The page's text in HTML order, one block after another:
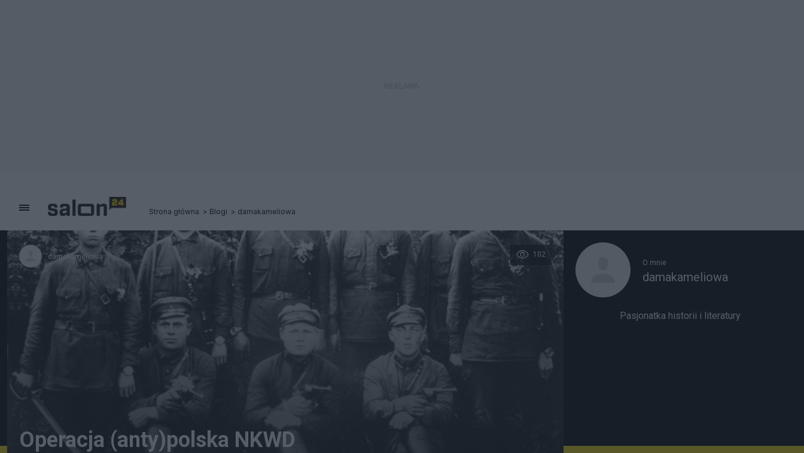
Strona główna Blogi damakameliowa
damakameliowa 102
Operacja (anty)polska NKWD
O mnie
damakameliowa
Pasjonatka historii i literatury